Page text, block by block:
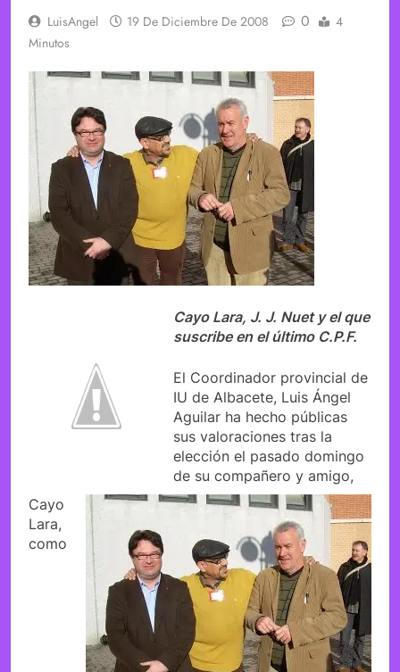
LuisAngel 19 De Diciembre De 2008 0
4
Minutos
Cayo Lara, J. J. Nuet y el que
suscribe en el último C.P.F.
El Coordinador provincial de
IU de Albacete, Luis Ángel
Aguilar ha hecho públicas
sus valoraciones tras la
elección el pasado domingo
de su compañero y amigo,
Cayo
Lara,
como